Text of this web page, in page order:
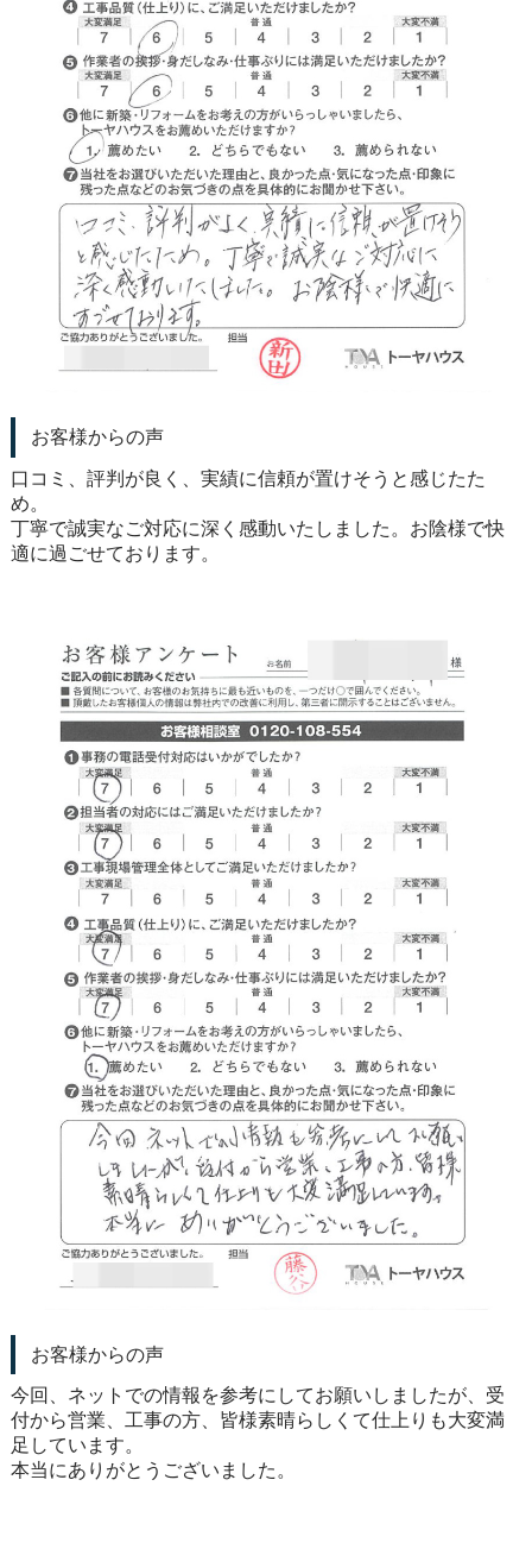
お客様からの声
口コミ、評判が良く、実績に信頼が置けそうと感じたた
め。
丁寧で誠実なご対応に深く感動いたしました。お陰様で快
適に過ごせております。
お客様からの声
今回、ネットでの情報を参考にしてお願いしましたが、受
付から営業、工事の方、皆様素晴らしくて仕上りも大変満
足しています。
本当にありがとうございました。